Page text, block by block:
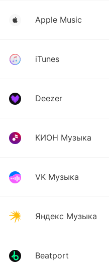
Apple Music
iTunes
Deezer
КИОН Музыка
VK Музыка
Яндекс Музыка
Beatport